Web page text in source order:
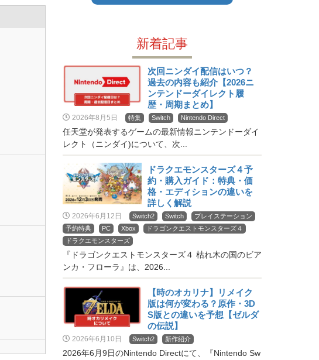
新着記事
次回ニンダイ配信はいつ？
過去の内容も紹介【2026ニ
ンテンドーダイレクト履
歴・周期まとめ】
2026年8月5日 特集 Switch Nintendo Direct
任天堂が発表するゲームの最新情報ニンテンドーダイ
レクト（ニンダイ)について、次...
ドラクエモンスターズ４予
約・購入ガイド：特典・価
格・エディションの違いを
詳しく解説
2026年6月12日 Switch2 Switch
プレイステーション
予約特典
PC Xbox
ドラゴンクエストモンスターズ４
ドラクエモンスターズ
『ドラゴンクエストモンスターズ４ 枯れ木の国のビア
ンカ・フローラ』は、2026...
【時のオカリナ】リメイク
版は何が変わる？原作・3D
S版との違いを予想【ゼルダ
の伝説】
2026年6月10日 Switch2 新作紹介
2026年6月9日のNintendo Directにて、『Nintendo Sw